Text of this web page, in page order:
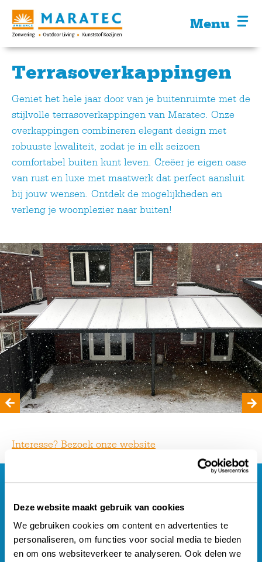
Deze website maakt gebruik van cookies
We gebruiken cookies om content en advertenties te
personaliseren, om functies voor social media te bieden
en om ons websiteverkeer te analyseren. Ook delen we
Menu
Terrasoverkappingen
Geniet het hele jaar door van je buitenruimte met de
stijlvolle terrasoverkappingen van Maratec. Onze
overkappingen combineren elegant design met
robuuste kwaliteit, zodat je in elk seizoen
comfortabel buiten kunt leven. Creëer je eigen oase
van rust en luxe met maatwerk dat perfect aansluit
bij jouw wensen. Ontdek de mogelijkheden en
verleng je woonplezier naar buiten!
Interesse? Bezoek onze website
Home